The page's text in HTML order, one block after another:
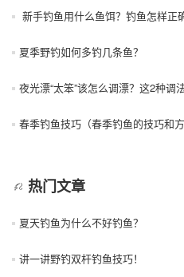
新手钓鱼用什么鱼饵？钓鱼怎样正
夏季野钓如何多钓几条鱼？
夜光漂“太笨”该怎么调漂？这2种调
春季钓鱼技巧（春季钓鱼的技巧和方
热门文章
夏天钓鱼为什么不好钓鱼？
讲一讲野钓双杆钓鱼技巧！